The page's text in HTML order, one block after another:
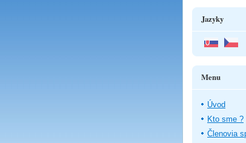
Jazyky
Menu
Úvod
Kto sme ?
Členovia